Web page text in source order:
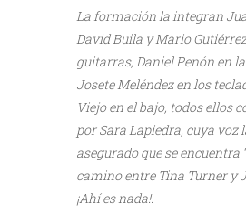
La formación la integran
David Buila y Mario
guitarras, Daniel Penón en
Josete Meléndez en los
Viejo en el bajo, todos ellos
por Sara Lapiedra, cuya voz
asegurado que se encuentra
camino entre Tina Turner y
¡Ahí es nada!.